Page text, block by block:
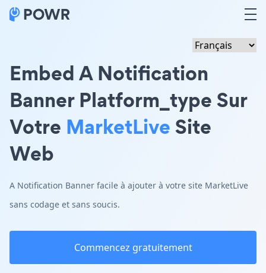
Embed A Notification
Banner Platform_type Sur
Votre MarketLiveSite
Web
A Notification Banner facile à ajouter à votre site MarketLive
sans codage et sans soucis.
Commencez gratuitement